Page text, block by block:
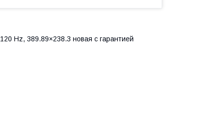
Hz, 389.89×238.3 новая с гарантией